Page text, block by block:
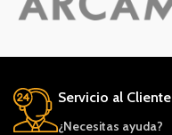
Servicio al Cliente
¿Necesitas ayuda?